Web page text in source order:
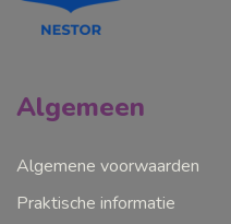
Algemeen
Algemene voorwaarden
Praktische informatie